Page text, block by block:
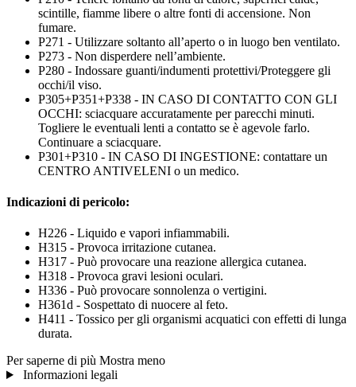
scintille, fiamme libere o altre fonti di accensione. Non
fumare.
P271 - Utilizzare soltanto all’aperto o in luogo ben ventilato.
P273 - Non disperdere nell’ambiente.
P280 - Indossare guanti/indumenti protettivi/Proteggere gli
occhi/il viso.
P305+P351+P338 - IN CASO DI CONTATTO CON GLI
OCCHI: sciacquare accuratamente per parecchi minuti.
Togliere le eventuali lenti a contatto se è agevole farlo.
Continuare a sciacquare.
P301+P310 - IN CASO DI INGESTIONE: contattare un
CENTRO ANTIVELENI o un medico.
Indicazioni di pericolo:
H226 - Liquido e vapori infiammabili.
H315 - Provoca irritazione cutanea.
H317 - Può provocare una reazione allergica cutanea.
H318 - Provoca gravi lesioni oculari.
H336 - Può provocare sonnolenza o vertigini.
H361d - Sospettato di nuocere al feto.
H411 - Tossico per gli organismi acquatici con effetti di lunga
durata.
Per saperne di più Mostra meno
Informazioni legali